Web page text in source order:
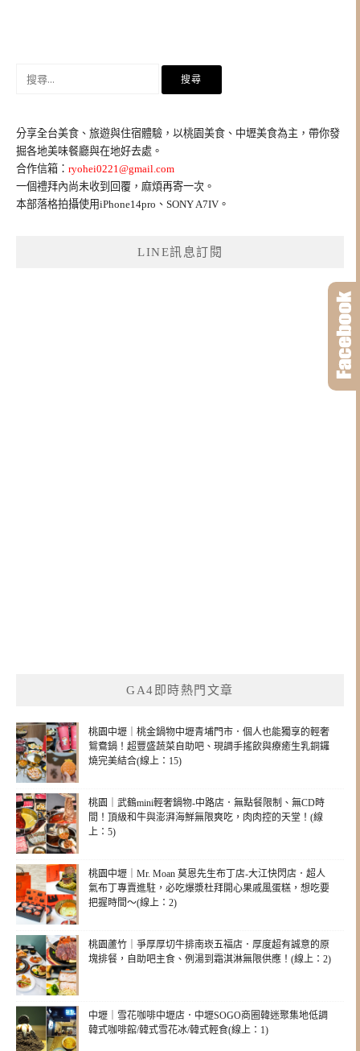
字:
分享全台美食、旅遊與住宿體驗，以桃園美食、中壢美食為主，帶你發
掘各地美味餐廳與在地好去處。
合作信箱： ryohei0221@gmail.com
一個禮拜內尚未收到回覆，麻煩再寄一次。
本部落格拍攝使用iPhone14pro、SONY A7IV。
LINE訊息訂閱
GA4即時熱門文章
桃園中壢｜桃金鍋物中壢青埔門市．個人也能獨享的輕奢
鴛鴦鍋！超豐盛蔬菜自助吧、現調手搖飲與療癒生乳銅鑼
燒完美結合(線上：15)
桃園｜武鶴mini輕奢鍋物-中路店．無點餐限制、無CD時
間！頂級和牛與澎湃海鮮無限爽吃，肉肉控的天堂！(線
上：5)
桃園中壢｜Mr. Moan 莫恩先生布丁店-大江快閃店．超人
氣布丁專賣進駐，必吃爆漿杜拜開心果戚風蛋糕，想吃要
把握時間～(線上：2)
桃園蘆竹｜爭厚厚切牛排南崁五福店．厚度超有誠意的原
塊排餐，自助吧主食、例湯到霜淇淋無限供應！(線上：2)
中壢｜雪花咖啡中壢店．中壢SOGO商圈韓迷聚集地低調
韓式咖啡館/韓式雪花冰/韓式輕食(線上：1)